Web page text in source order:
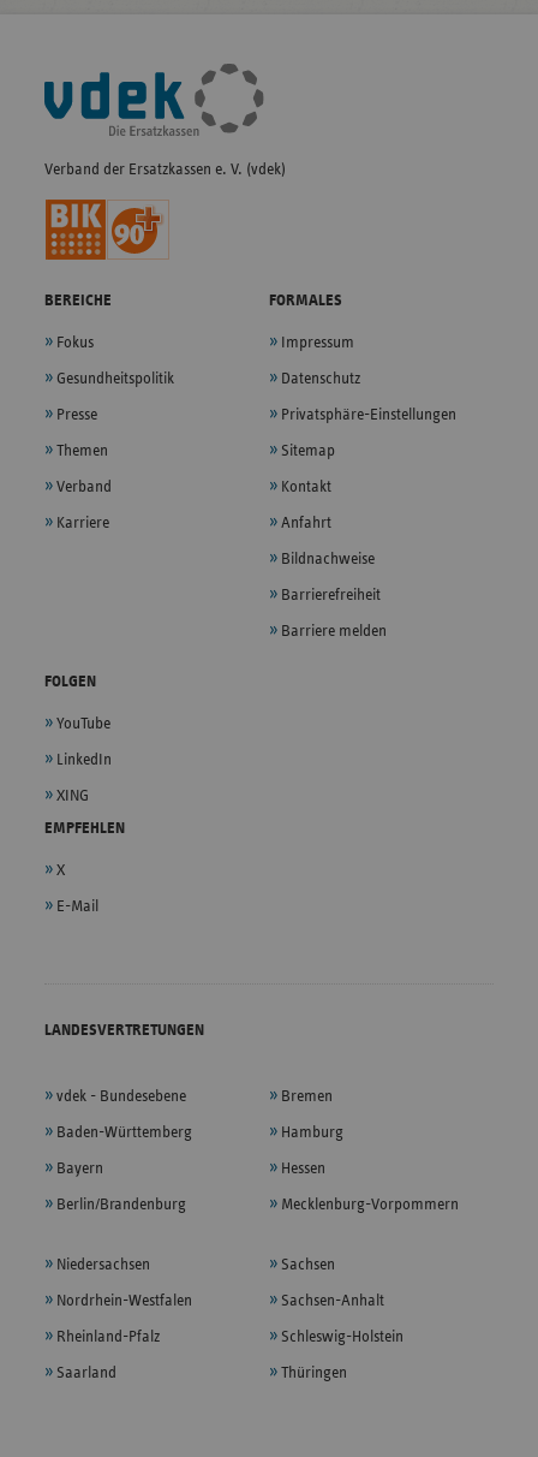
Fußleisten-
Navigation
Verband der Ersatzkassen e. V. (vdek)
BEREICHE
Fokus
Gesundheitspolitik
Presse
Themen
Verband
Karriere
FORMALES
Impressum
Datenschutz
Privatsphäre-Einstellungen
Sitemap
Kontakt
Anfahrt
Bildnachweise
Barrierefreiheit
Barriere melden
FOLGEN
YouTube
LinkedIn
XING
EMPFEHLEN
X
E-Mail
LANDESVERTRETUNGEN
vdek - Bundesebene
Baden-Württemberg
Bayern
Berlin/Brandenburg
Bremen
Hamburg
Hessen
Mecklenburg-Vorpommern
Niedersachsen
Nordrhein-Westfalen
Rheinland-Pfalz
Saarland
Sachsen
Sachsen-Anhalt
Schleswig-Holstein
Thüringen